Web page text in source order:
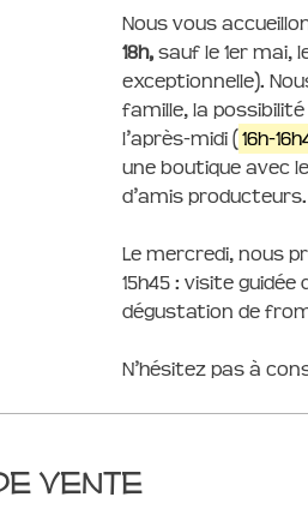
Nous vous
18h, sauf le 1er mai,
exceptionnelle).
famille, la
l’après-midi (16h-
une boutique avec
d’amis producteurs.
Le mercredi, nous
15h45 : visite
dégustation de
N’hésitez pas à
vente